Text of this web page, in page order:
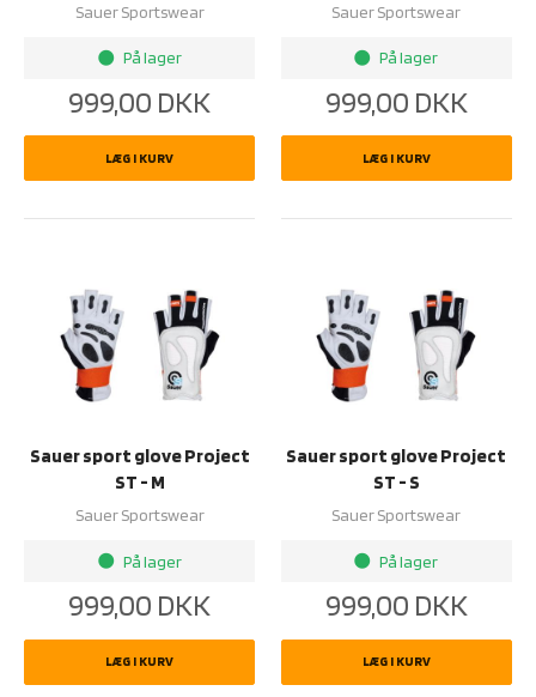
Sauer Sportswear
brightness_1 På lager
999,00 DKK
LÆG I KURV
Sauer Sportswear
brightness_1 På lager
999,00 DKK
LÆG I KURV
Sauer sport glove Project
ST - M
Sauer Sportswear
brightness_1 På lager
999,00 DKK
LÆG I KURV
Sauer sport glove Project
ST - S
Sauer Sportswear
brightness_1 På lager
999,00 DKK
LÆG I KURV